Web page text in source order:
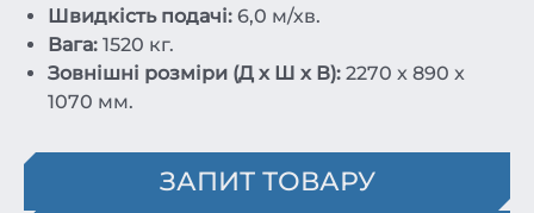
Швидкість подачі: 6,0 м/хв.
Вага: 1520 кг.
Зовнішні розміри (Д x Ш x В): 2270 x 890 x
1070 мм.
ЗАПИТ ТОВАРУ